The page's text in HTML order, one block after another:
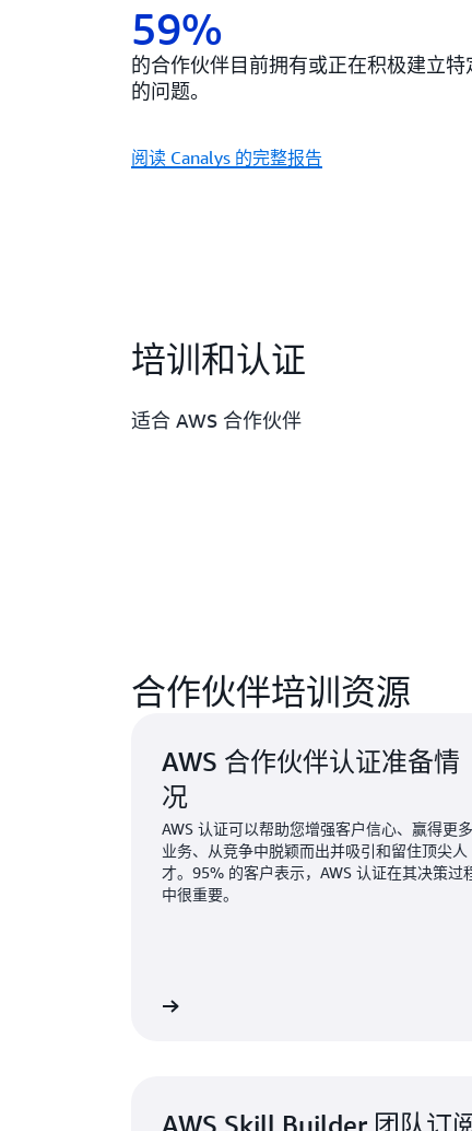
59%
的合作伙伴目前拥有或正在积极建立
的问题。
阅读 Canalys 的完整报告
培训和认证
适合 AWS 合作伙伴
合作伙伴培训资源
AWS 合作伙伴认证准备情
况
AWS 认证可以帮助您增强客户信心、赢得更多
业务、从竞争中脱颖而出并吸引和留住顶尖人
才。95% 的客户表示，AWS 认证在其决策过
中很重要。
AWS Skill Builder 团队订